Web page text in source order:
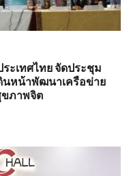
ะเทศไทย จัดประชุม
นหน้าพัฒนาเครือข่าย
ขภาพจิต